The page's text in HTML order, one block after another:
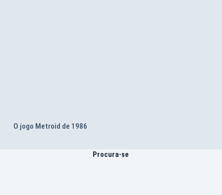
O jogo Metroid de 1986
Procura-se